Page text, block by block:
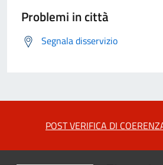
Problemi in città
Segnala disservizio
POST VERIFICA DI